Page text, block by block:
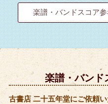
楽譜・バンドスコア
楽譜・バンド
古書店 二十五年堂にご依頼